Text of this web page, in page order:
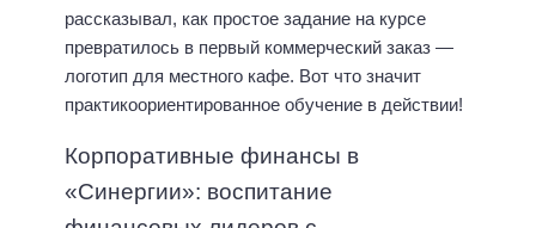
рассказывал, как простое задание на курсе
превратилось в первый коммерческий заказ —
логотип для местного кафе. Вот что значит
практикоориентированное обучение в действии!
Корпоративные финансы в
«Синергии»: воспитание